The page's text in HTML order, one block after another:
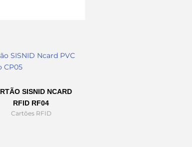
SISNID NCARD
RFID RF04
Cartões RFID